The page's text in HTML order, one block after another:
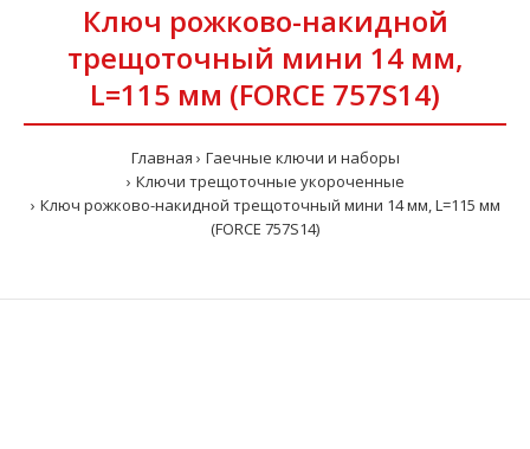
Ключ рожково-накидной
трещоточный мини 14 мм,
L=115 мм (FORCE 757S14)
Главная
Гаечные ключи и наборы
Ключи трещоточные укороченные
Ключ рожково-накидной трещоточный мини 14 мм, L=115 мм
(FORCE 757S14)